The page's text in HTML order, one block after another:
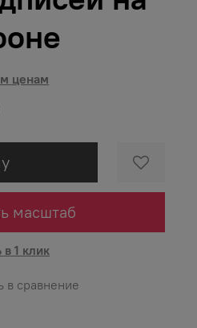
ценам
масштаб
в 1 клик
в сравнение